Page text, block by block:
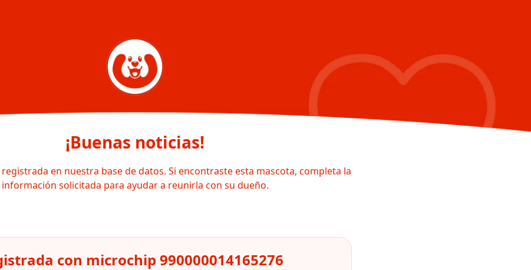
¡Buenas noticias!
en nuestra base de datos. Si encontraste esta mascota, completa la
información solicitada para ayudar a reunirla con su dueño.
con microchip 990000014165276